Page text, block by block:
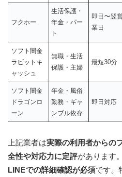
フクホー
生活保護・
年金・パー
ト
即日〜翌
業日
ソフト闇金
ラビットキ
ャッシュ
無職・生活
保護・主婦
最短30分
ソフト闇金
ドラゴンロ
ーン
年金・風俗
勤務・ギャ
ンブル依存
即日対応
上記業者は実際の利用者からの
全性や対応力に定評があります
LINEでの詳細確認が必須です。